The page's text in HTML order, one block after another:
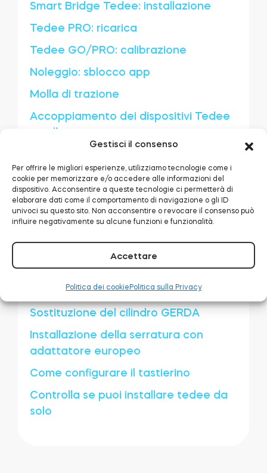
Gestisci il consenso
Per offrire le migliori esperienze, utilizziamo tecnologie come i
cookie per memorizzare e/o accedere alle informazioni del
dispositivo. Acconsentire a queste tecnologie ci permetterà di
elaborare dati come il comportamento di navigazione o gli ID
univoci su questo sito. Non acconsentire o revocare il consenso può
influire negativamente su alcune funzioni e funzionalità.
Accettare
Politica dei cookie Politica sulla Privacy
Tedee Biometric Module
Modulo relè intelligente BleBox
Tedee GO2
Smart Bridge Tedee: installazione
Tedee PRO: ricarica
Tedee GO/PRO: calibrazione
Noleggio: sblocco app
Molla di trazione
Accoppiamento dei dispositivi Tedee
con l’app
porta?
Il mio cilindro europeo funziona con
Tedee GO?
tedee smart lock è adatto alla tua
porta?
Sostituzione del cilindro M&C
Sostituzione del cilindro GERDA
Installazione della serratura con
adattatore europeo
Come configurare il tastierino
Controlla se puoi installare tedee da
solo